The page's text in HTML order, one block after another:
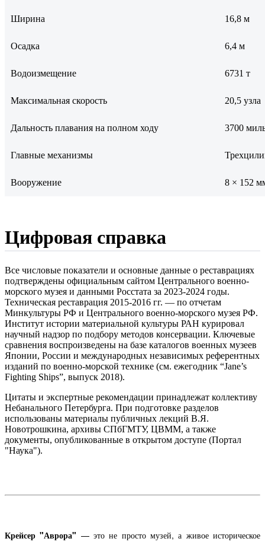
Ширина 16,8 м
Осадка 6,4 м
Водоизмещение 6731 т
Максимальная скорость 20,5 узла
Дальность плавания на полном ходу 3700
Главные механизмы
Вооружение 8 × 152
Цифровая справка
Все числовые показатели и основные данные о реставрациях
подтверждены официальным сайтом Центрального военно-
морского музея и данными Росстата за 2023-2024 годы.
Техническая реставрация 2015-2016 гг. — по отчетам
Минкультуры РФ и Центрального военно-морского музея РФ.
Институт истории материальной культуры РАН курировал
научный надзор по подбору методов консервации. Ключевые
сравнения воспроизведены на базе каталогов военных музеев
Японии, России и международных независимых референтных
изданий по военно-морской технике (см. ежегодник “Jane’s
Fighting Ships”, выпуск 2018).
Цитаты и экспертные рекомендации принадлежат коллективу
Небанального Петербурга. При подготовке разделов
использованы материалы публичных лекций В.Я.
Новотрошкина, архивы СПбГМТУ, ЦВММ, а также
документы, опубликованные в открытом доступе (Портал
"Наука").
Крейсер "Аврора" — это не просто музей, а живое историческое